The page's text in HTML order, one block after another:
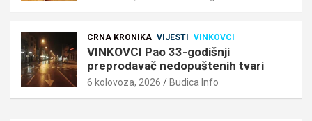
CRNA KRONIKA VIJESTI VINKOVCI
VINKOVCI Pao 33-godišnji
preprodavač nedopuštenih tvari
6 kolovoza, 2026 Budica Info